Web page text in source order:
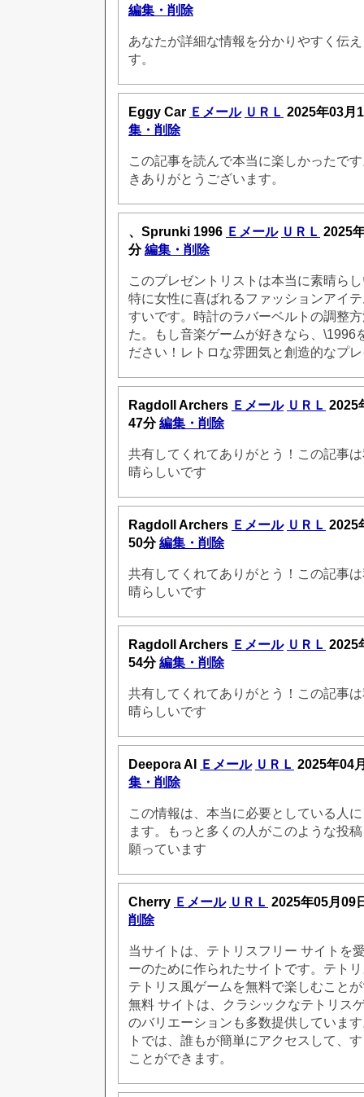
編集・削除
あなたが詳細な情報を分かりやすく伝
す。
Eggy Car Ｅメール ＵＲＬ 2025年03月
集・削除
この記事を読んで本当に楽しかったで
きありがとうございます。
、Sprunki 1996 Ｅメール ＵＲＬ 2025
分編集・削除
このプレゼントリストは本当に素晴ら
特に女性に喜ばれるファッションアイ
すいです。時計のラバーベルトの調整
た。もし音楽ゲームが好きなら、\1996
ださい！レトロな雰囲気と創造的なプ
Ragdoll Archers Ｅメール ＵＲＬ 2025
47分編集・削除
共有してくれてありがとう！この記事
晴らしいです
Ragdoll Archers Ｅメール ＵＲＬ 2025
50分編集・削除
共有してくれてありがとう！この記事
晴らしいです
Ragdoll Archers Ｅメール ＵＲＬ 2025
54分編集・削除
共有してくれてありがとう！この記事
晴らしいです
Deepora AI Ｅメール ＵＲＬ 2025年04
集・削除
この情報は、本当に必要としている人
ます。もっと多くの人がこのような投
願っています
Cherry Ｅメール ＵＲＬ 2025年05月09
削除
当サイトは、テトリスフリー サイトを
ーのために作られたサイトです。テト
テトリス風ゲームを無料で楽しむこと
無料 サイトは、クラシックなテトリス
のバリエーションも多数提供していま
トでは、誰もが簡単にアクセスして、
ことができます。